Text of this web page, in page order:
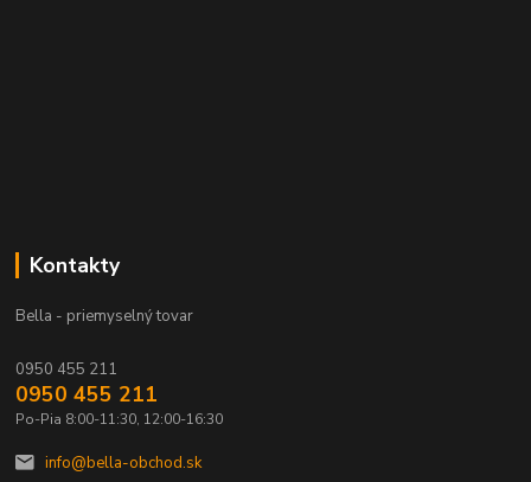
Kontakty
Bella - priemyselný tovar
0950 455 211
0950 455 211
Po-Pia 8:00-11:30, 12:00-16:30
info@bella-obchod.sk